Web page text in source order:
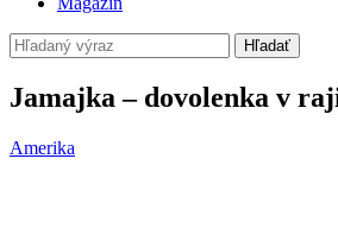
Hľadať
Jamajka – dovolenka v
Amerika